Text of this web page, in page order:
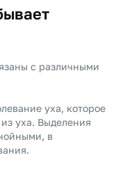
с различными
уха, которое
уха. Выделения
в